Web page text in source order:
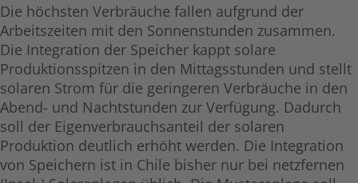
Die höchsten Verbräuche fallen aufgrund der
Arbeitszeiten mit den Sonnenstunden zusammen.
Die Integration der Speicher kappt solare
Produktionsspitzen in den Mittagsstunden und stellt
solaren Strom für die geringeren Verbräuche in den
Abend- und Nachtstunden zur Verfügung. Dadurch
soll der Eigenverbrauchsanteil der solaren
Produktion deutlich erhöht werden. Die Integration
von Speichern ist in Chile bisher nur bei netzfernen